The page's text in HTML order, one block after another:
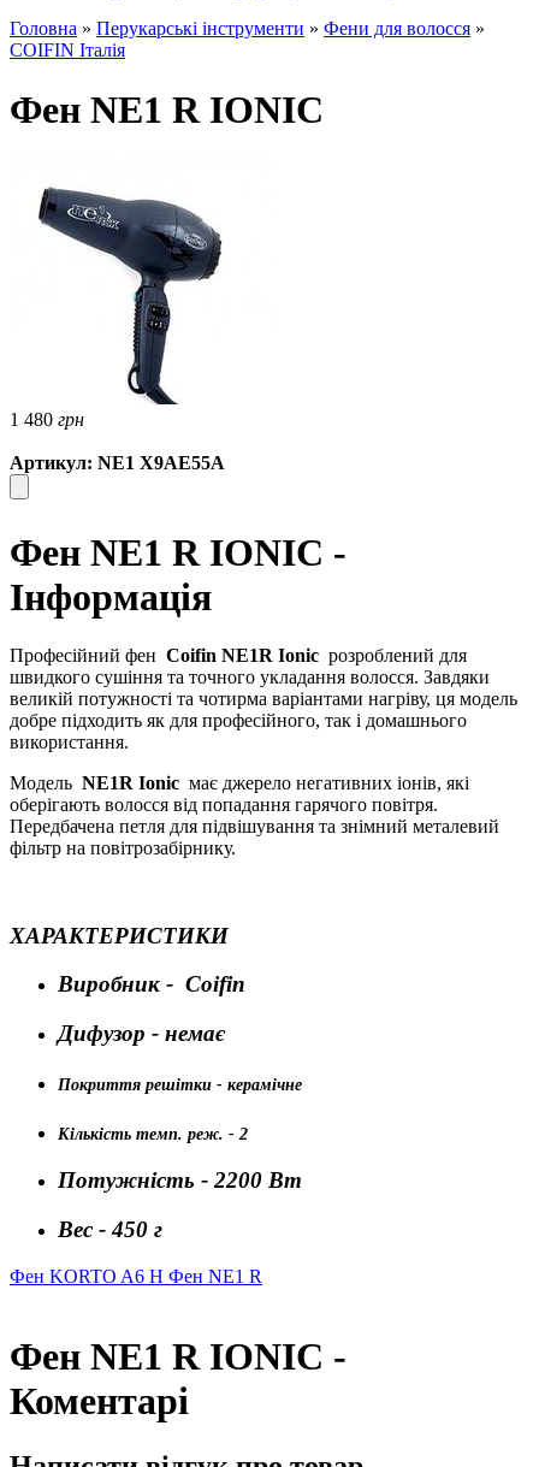
Головна » Перукарські інструменти » Фени для волосся »
COIFIN Італія
Фен NE1 R IONIC
1 480 грн
Артикул: NE1 X9AE55A
Фен NE1 R IONIC -
Інформація
Професійний фен Coifin NE1R Ionic розроблений для
швидкого сушіння та точного укладання волосся. Завдяки
великій потужності та чотирма варіантами нагріву, ця модель
добре підходить як для професійного, так і домашнього
використання.
Модель NE1R Ionic має джерело негативних іонів, які
оберігають волосся від попадання гарячого повітря.
Передбачена петля для підвішування та знімний металевий
фільтр на повітрозабірнику.
ХАРАКТЕРИСТИКИ
Виробник - Coifin
Дифузор - немає
Покриття решітки - керамічне
Кількість темп. реж. - 2
Потужність - 2200 Вт
Вес - 450 г
Фен KORTO A6 H Фен NE1 R
Фен NE1 R IONIC -
Коментарі